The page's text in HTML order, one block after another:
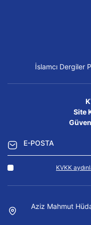
İslamcı Dergiler
Site
KVKK
Aziz Mahmut